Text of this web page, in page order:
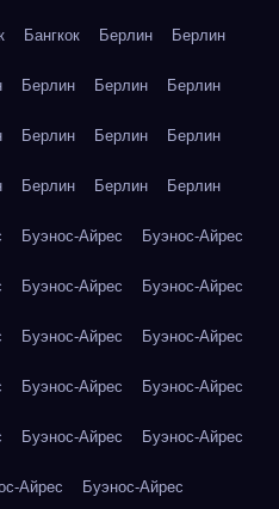
Бангкок Берлин Берлин
Берлин Берлин Берлин
Берлин Берлин Берлин
Берлин Берлин Берлин
Буэнос-Айрес Буэнос-Айрес
Буэнос-Айрес Буэнос-Айрес
Буэнос-Айрес Буэнос-Айрес
Буэнос-Айрес Буэнос-Айрес
Буэнос-Айрес Буэнос-Айрес
Айрес Буэнос-Айрес